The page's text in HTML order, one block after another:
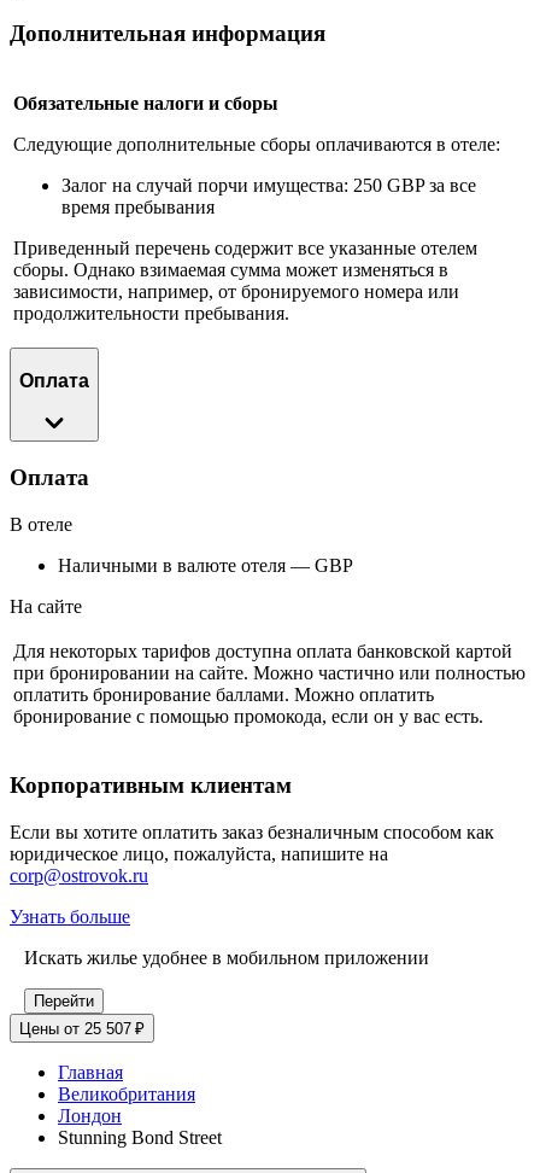
Дополнительная информация
Обязательные налоги и сборы
Следующие дополнительные сборы оплачиваются в отеле:
Залог на случай порчи имущества: 250 GBP за все
время пребывания
Приведенный перечень содержит все указанные отелем
сборы. Однако взимаемая сумма может изменяться в
зависимости, например, от бронируемого номера или
продолжительности пребывания.
Оплата
Оплата
В отеле
Наличными в валюте отеля — GBP
На сайте
Для некоторых тарифов доступна оплата банковской картой
при бронировании на сайте. Можно частично или полностью
оплатить бронирование баллами. Можно оплатить
бронирование с помощью промокода, если он у вас есть.
Корпоративным клиентам
Если вы хотите оплатить заказ безналичным способом как
юридическое лицо, пожалуйста, напишите на
corp@ostrovok.ru
Узнать больше
Искать жилье удобнее в мобильном приложении
Перейти
Цены от 25 507 ₽
Главная
Великобритания
Лондон
Stunning Bond Street